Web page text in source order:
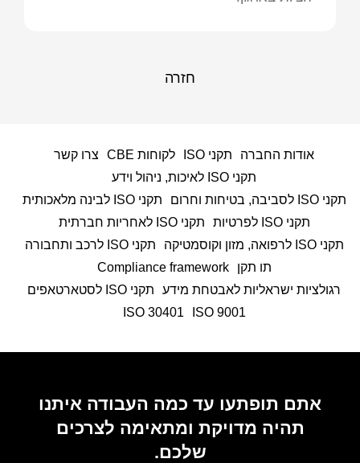
חזרה
אודות החברה תקני ISO לקוחות CBE
צרו קשר
תקני ISO לאיכות, ניהול וידע
תקני ISO לסביבה, בטיחות וחרום
תקני ISO לבינה מלאכותית
תקני ISO לפרטיות
תקני ISO לאחריות חברתית
תקני ISO לרפואה, מזון וקוסמטיקה
תקני ISO לרכב ותחבורה
תו תקן
Compliance framework
רגולציות ישראליות לאבטחת מידע
תקני ISO לסטארטאפים
9001 ISO
ISO 30401
אתם תופתעו עד כמה העבודה איתנו
תהיה מדויקת ומתאימה לצרכים
שלכם.